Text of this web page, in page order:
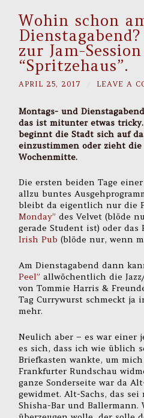
Wohin schon
zur Jam-
“Spritzehaus”.
APRIL 25, 2017 LEAVE A
Montags- und
das ist mitunter etwas
beginnt die Stadt sich auf
einzustimmen oder zieht
Wochenmitte.
Die ersten beiden Tage
allzu buntes
bleibt da eigentlich nur die
Monday” des Velvet (blöde
gerade Student ist) oder
Irish Pub (blöde nur, wenn
Am Dienstagabend dann
Peel”allwöchentlich die
von Tommie Harris &
Tag Currywurst schmeckt ja
mehr.
Neulich aber – es war einer
es sich, dass ich wie üblich
Briefkasten wankte, um
Frankfurter Rundschau
ganze Sonderseite war da
gewidmet. Alt-Sachs, das
Shisha-Bar und Ballermann.